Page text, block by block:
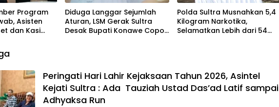
Program
Asisten
dan Kasi
Komisaris
Diduga Langgar Sejumlah
Aturan, LSM Gerak Sultra
Desak Bupati Konawe Copot
Polda Sultra Musnahkan 5,4
Kilogram Narkotika,
Selamatkan Lebih dari 54
Peringati Hari Lahir Kejaksaan Tahun 2026, Asintel
Kejati Sultra : Ada Tauziah Ustad Das’ad Latif sampai
Adhyaksa Run